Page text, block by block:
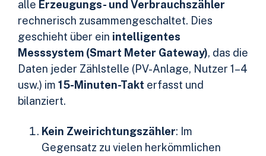
alle Erzeugungs- und Verbrauchszähler
rechnerisch zusammengeschaltet. Dies
geschieht über ein intelligentes
Messsystem (Smart Meter Gateway), das die
Daten jeder Zählstelle (PV-Anlage, Nutzer 1–4
usw.) im 15-Minuten-Takt erfasst und
bilanziert.
Kein Zweirichtungszähler: Im
Gegensatz zu vielen herkömmlichen